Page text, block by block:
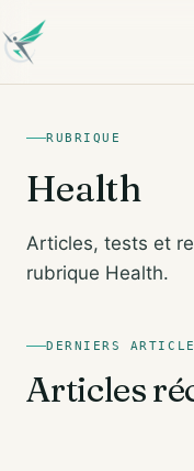
RUBRIQUE
Health
Articles, tests et
rubrique Health.
DERNIERS
Articles